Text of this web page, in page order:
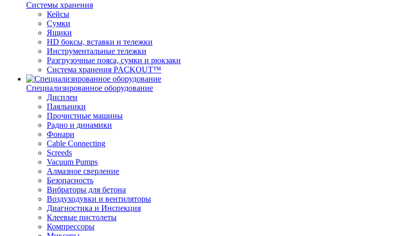
Системы хранения
Кейсы
Сумки
Ящики
HD боксы, вставки и тележки
Инструментальные тележки
Разгрузочные пояса, сумки и рюкзаки
Система хранения PACKOUT™
Специализированное оборудование
Дисплеи
Паяльники
Прочистные машины
Радио и динамики
Фонари
Cable Connecting
Screeds
Vacuum Pumps
Алмазное сверление
Безопасность
Вибраторы для бетона
Воздуходувки и вентиляторы
Диагностика и Инспекция
Клеевые пистолеты
Компрессоры